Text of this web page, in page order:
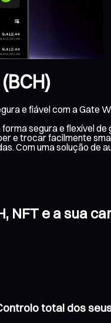
e fiável com a Gate
segura e flexível
e trocar facilmente
Com uma solução de
NFT e a sua
total dos